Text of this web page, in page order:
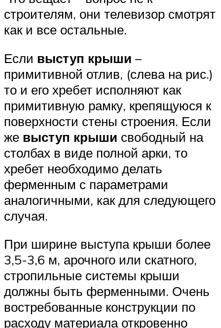
строителям, они телевизор смотрят
как и все остальные.
Если выступ крыши –
примитивной отлив, (слева на рис.)
то и его хребет исполняют как
примитивную рамку, крепящуюся к
поверхности стены строения. Если
же выступ крыши свободный на
столбах в виде полной арки, то
хребет необходимо делать
ферменным с параметрами
аналогичными, как для следующего
случая.
При ширине выступа крыши более
3,5-3,6 м, арочного или скатного,
стропильные системы крыши
должны быть ферменными. Очень
востребованные конструкции по
расходу материала откровенно